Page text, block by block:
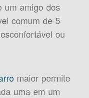
um amigo dos
comum de 5
ou
maior permite
uma em um